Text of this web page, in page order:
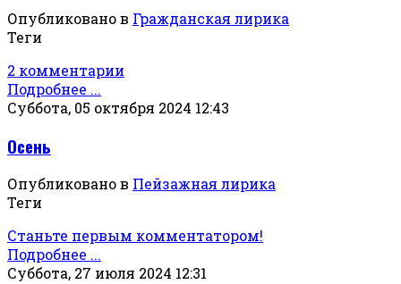
Опубликовано в Гражданская лирика
Теги
2 комментарии
Подробнее ...
Суббота, 05 октября 2024 12:43
Осень
Опубликовано в Пейзажная лирика
Теги
Станьте первым комментатором!
Подробнее ...
Суббота, 27 июля 2024 12:31